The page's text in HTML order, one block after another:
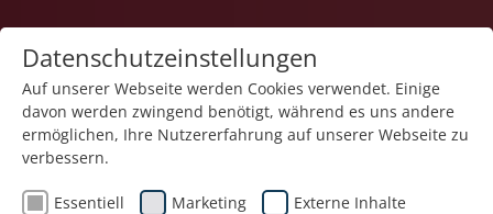
Karriere
Datenschutzeinstellungen
Auf unserer Webseite werden Cookies verwendet. Einige
davon werden zwingend benötigt, während es uns andere
ermöglichen, Ihre Nutzererfahrung auf unserer Webseite zu
verbessern.
Essentiell Marketing Externe Inhalte